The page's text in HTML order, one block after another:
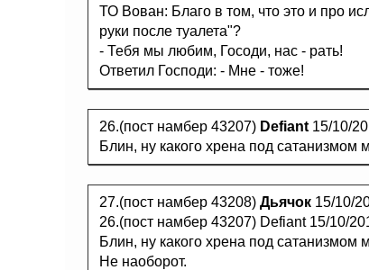
ТО Вован: Благо в том, что это и про
руки после туалета"?
- Тебя мы любим, Госоди, нас - рать!
Ответил Господи: - Мне - тоже!
26.(пост намбер 43207) Defiant 15/10/
Блин, ну какого хрена под сатанизмом
27.(пост намбер 43208) Дьячок 15/10/
26.(пост намбер 43207) Defiant 15/10/
Блин, ну какого хрена под сатанизмом
Не наоборот.